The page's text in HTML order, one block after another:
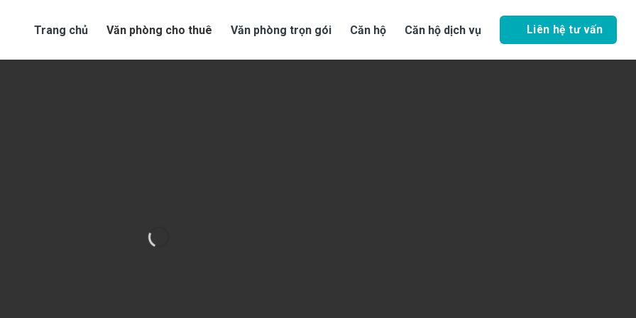
Trang chủ Văn phòng cho thuê Văn phòng trọn gói Căn hộ Căn hộ dịch vụ Liên hệ tư vấn